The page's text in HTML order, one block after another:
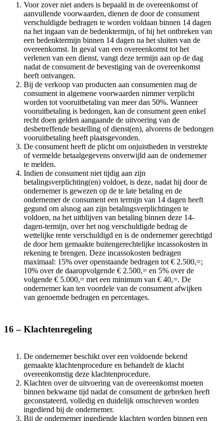
Voor zover niet anders is bepaald in de overeenkomst of
aanvullende voorwaarden, dienen de door de consument
verschuldigde bedragen te worden voldaan binnen 14 dagen
na het ingaan van de bedenktermijn, of bij het ontbreken van
een bedenktermijn binnen 14 dagen na het sluiten van de
overeenkomst. In geval van een overeenkomst tot het
verlenen van een dienst, vangt deze termijn aan op de dag
nadat de consument de bevestiging van de overeenkomst
heeft ontvangen.
Bij de verkoop van producten aan consumenten mag de
consument in algemene voorwaarden nimmer verplicht
worden tot vooruitbetaling van meer dan 50%. Wanneer
vooruitbetaling is bedongen, kan de consument geen enkel
recht doen gelden aangaande de uitvoering van de
desbetreffende bestelling of dienst(en), alvorens de bedongen
vooruitbetaling heeft plaatsgevonden.
De consument heeft de plicht om onjuistheden in verstrekte
of vermelde betaalgegevens onverwijld aan de ondernemer
te melden.
Indien de consument niet tijdig aan zijn
betalingsverplichting(en) voldoet, is deze, nadat hij door de
ondernemer is gewezen op de te late betaling en de
ondernemer de consument een termijn van 14 dagen heeft
gegund om alsnog aan zijn betalingsverplichtingen te
voldoen, na het uitblijven van betaling binnen deze 14-
dagen-termijn, over het nog verschuldigde bedrag de
wettelijke rente verschuldigd en is de ondernemer gerechtigd
de door hem gemaakte buitengerechtelijke incassokosten in
rekening te brengen. Deze incassokosten bedragen
maximaal: 15% over openstaande bedragen tot € 2.500,=;
10% over de daaropvolgende € 2.500,= en 5% over de
volgende € 5.000,= met een minimum van € 40,=. De
ondernemer kan ten voordele van de consument afwijken
van genoemde bedragen en percentages.
16 – Klachtenregeling
De ondernemer beschikt over een voldoende bekend
gemaakte klachtenprocedure en behandelt de klacht
overeenkomstig deze klachtenprocedure.
Klachten over de uitvoering van de overeenkomst moeten
binnen bekwame tijd nadat de consument de gebreken heeft
geconstateerd, volledig en duidelijk omschreven worden
ingediend bij de ondernemer.
Bij de ondernemer ingediende klachten worden binnen een